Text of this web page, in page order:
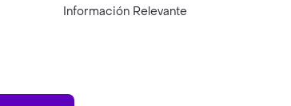
Información Relevante
AppGallery